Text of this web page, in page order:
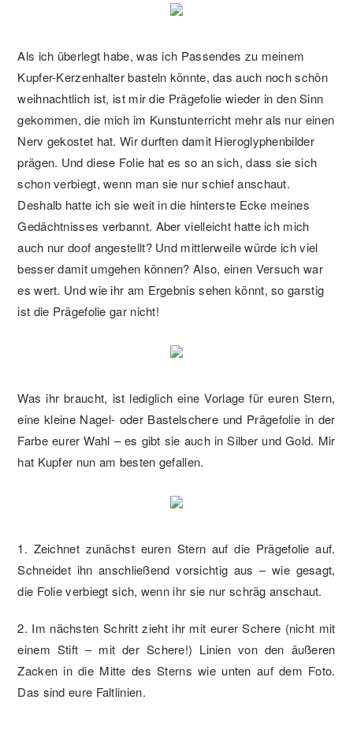
Als ich überlegt habe, was ich Passendes zu meinem
Kupfer-Kerzenhalter basteln könnte, das auch noch schön
weihnachtlich ist, ist mir die Prägefolie wieder in den Sinn
gekommen, die mich im Kunstunterricht mehr als nur einen
Nerv gekostet hat. Wir durften damit Hieroglyphenbilder
prägen. Und diese Folie hat es so an sich, dass sie sich
schon verbiegt, wenn man sie nur schief anschaut.
Deshalb hatte ich sie weit in die hinterste Ecke meines
Gedächtnisses verbannt. Aber vielleicht hatte ich mich
auch nur doof angestellt? Und mittlerweile würde ich viel
besser damit umgehen können? Also, einen Versuch war
es wert. Und wie ihr am Ergebnis sehen könnt, so garstig
ist die Prägefolie gar nicht!
Was ihr braucht, ist lediglich eine Vorlage für euren Stern,
eine kleine Nagel- oder Bastelschere und Prägefolie in der
Farbe eurer Wahl – es gibt sie auch in Silber und Gold. Mir
hat Kupfer nun am besten gefallen.
1. Zeichnet zunächst euren Stern auf die Prägefolie auf.
Schneidet ihn anschließend vorsichtig aus – wie gesagt,
die Folie verbiegt sich, wenn ihr sie nur schräg anschaut.
2. Im nächsten Schritt zieht ihr mit eurer Schere (nicht mit
einem Stift – mit der Schere!) Linien von den äußeren
Zacken in die Mitte des Sterns wie unten auf dem Foto.
Das sind eure Faltlinien.